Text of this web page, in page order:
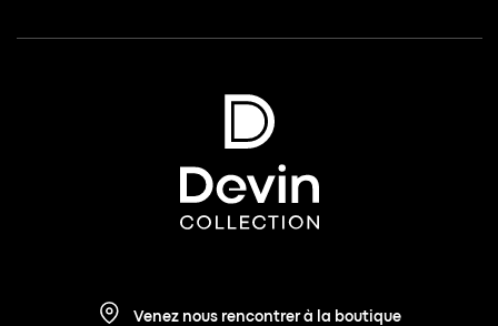
Venez nous rencontrer à la boutique